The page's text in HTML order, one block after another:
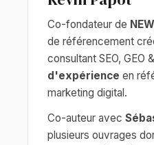
Co-fondateur de
de référencement
consultant SEO, GEO
d'expérience en
marketing digital.
Co-auteur avec
plusieurs ouvrages